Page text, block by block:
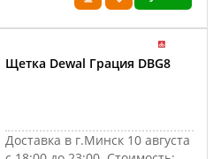
Щетка Dewal Грация DBG8
Доставка в г.Минск 10 августа